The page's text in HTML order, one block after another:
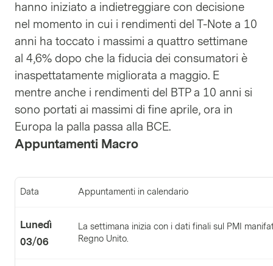
hanno iniziato a indietreggiare con decisione
nel momento in cui i rendimenti del T-Note a 10
anni ha toccato i massimi a quattro settimane
al 4,6% dopo che la fiducia dei consumatori è
inaspettatamente migliorata a maggio. E
mentre anche i rendimenti del BTP a 10 anni si
sono portati ai massimi di fine aprile, ora in
Europa la palla passa alla BCE.
Appuntamenti Macro
Data Appuntamenti in calendario
Lunedì
03/06
La settimana inizia con i dati finali sul PMI
Regno Unito.